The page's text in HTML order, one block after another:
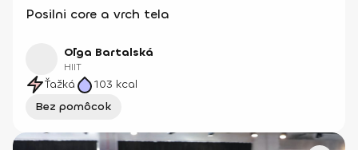
Posilni core a vrch tela
Oľga Bartalská
HIIT
Ťažká 103 kcal
Bez pomôcok